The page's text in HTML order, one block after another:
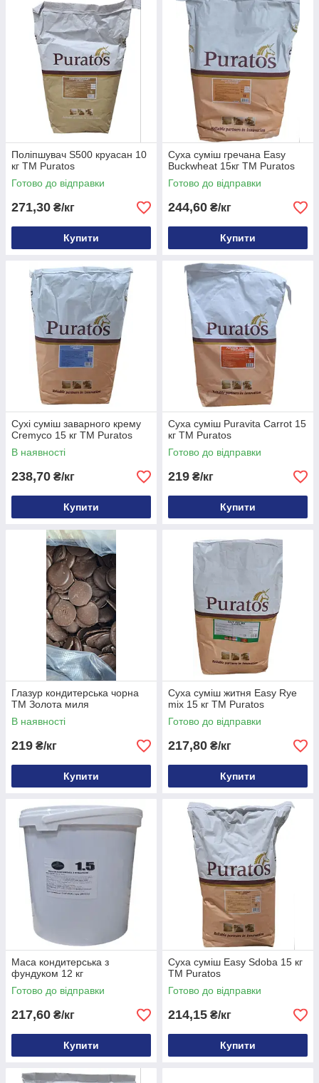
Поліпшувач S500 круасан 10
кг ТМ Puratos
Готово до відправки
271,30 ₴/кг
Купити
Суха суміш гречана Easy
Buckwheat 15кг ТМ Puratos
Готово до відправки
244,60 ₴/кг
Купити
Сухі суміш заварного крему
Cremyco 15 кг ТМ Puratos
В наявності
238,70 ₴/кг
Купити
Суха суміш Puravita Сarrot 15
кг ТМ Puratos
Готово до відправки
219 ₴/кг
Купити
Глазур кондитерська чорна
ТМ Золота миля
В наявності
219 ₴/кг
Купити
Суха суміш житня Easy Rye
mix 15 кг ТМ Puratos
Готово до відправки
217,80 ₴/кг
Купити
Маса кондитерська з
фундуком 12 кг
Готово до відправки
217,60 ₴/кг
Купити
Суха суміш Easy Sdoba 15 кг
ТМ Puratos
Готово до відправки
214,15 ₴/кг
Купити